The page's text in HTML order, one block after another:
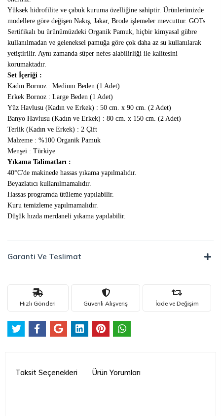
Yüksek hidrofilite ve çabuk kuruma özelliğine sahiptir. Ürünlerimizde
modellere göre değişen Nakış, Jakar, Brode işlemeler mevcuttur. GOTs
Sertifikalı bu ürünümüzdeki Organik Pamuk, hiçbir kimyasal gübre
kullanılmadan ve geleneksel pamuğa göre çok daha az su kullanılarak
yetiştirilir. Aynı zamanda süper nefes alabilirliği ile kalitesini
korumaktadır.
Set İçeriği :
Kadın Bornoz : Medium Beden (1 Adet)
Erkek Bornoz : Large Beden (1 Adet)
Yüz Havlusu (Kadın ve Erkek) : 50 cm. x 90 cm. (2 Adet)
Banyo Havlusu (Kadın ve Erkek) : 80 cm. x 150 cm. (2 Adet)
Terlik (Kadın ve Erkek) : 2 Çift
Malzeme : %100 Organik Pamuk
Menşei : Türkiye
Yıkama Talimatları :
40°C'de makinede hassas yıkama yapılmalıdır.
Beyazlatıcı kullanılmamalıdır.
Hassas programda ütüleme yapılabilir.
Kuru temizleme yapılmamalıdır.
Düşük hızda merdaneli yıkama yapılabilir.
Garanti Ve Teslimat
Hızlı Gönderi Güvenli Alışveriş İade ve Değişim
Taksit Seçenekleri Ürün Yorumları